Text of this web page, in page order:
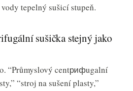
tepelný sušicí stupeň.
sušička stejný jako
“Průmyslový centрифugalní
“stroj na sušení plasty,”